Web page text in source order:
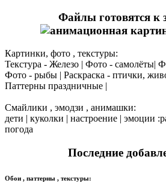
Файлы готовятся к
Картинки, фото , текстуры:
Текстура - Железо | Фото - самолёты|
Фото - рыбы | Раскраска - птички,
Паттерны праздничные |
Смайлики , эмодзи , анимашки:
дети | куколки | настроение | эмоции
погода
Последние
Обои , паттерны , текстуры: